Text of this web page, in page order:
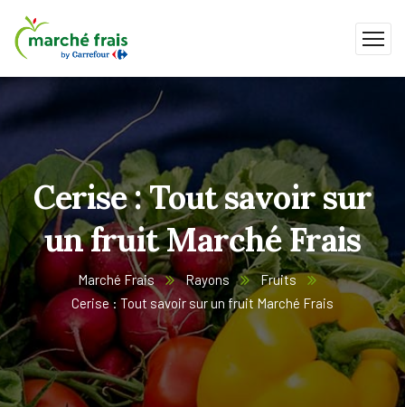
Cerise : Tout savoir sur
un fruit Marché Frais
Marché Frais Rayons
Fruits
Cerise : Tout savoir sur un fruit Marché Frais